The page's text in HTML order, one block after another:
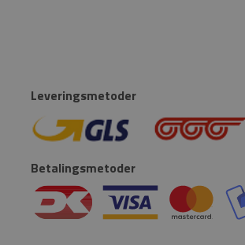
Leveringsmetoder
Betalingsmetoder